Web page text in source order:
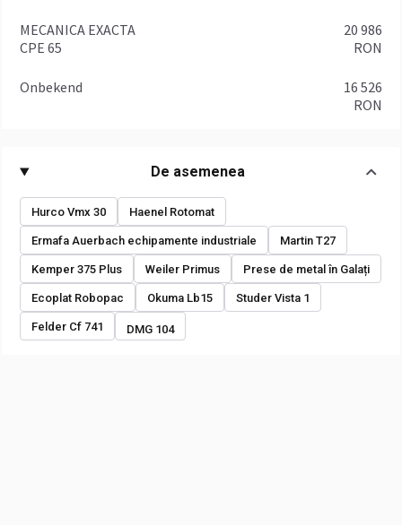
MECANICA EXACTA
CPE 65
20 986
RON
Onbekend
16 526
RON
De asemenea
Hurco Vmx 30 Haenel Rotomat
Ermafa Auerbach echipamente industriale Martin T27
Kemper 375 Plus Weiler Primus Prese de metal în Galați
Ecoplat Robopac Okuma Lb15 Studer Vista 1
Felder Cf 741 DMG 104